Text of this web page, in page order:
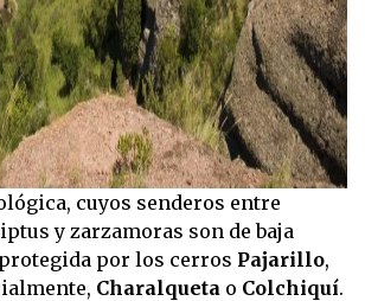
cuyos senderos entre
y zarzamoras son de baja
por los cerros Pajarillo,
Charalqueta o Colchiquí.